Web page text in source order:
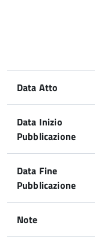
Data Atto
Data Inizio
Pubblicazione
Data Fine
Pubblicazione
Note